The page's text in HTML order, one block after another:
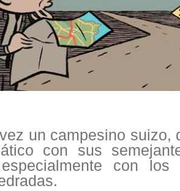
un campesino suizo,
con sus
especialmente con